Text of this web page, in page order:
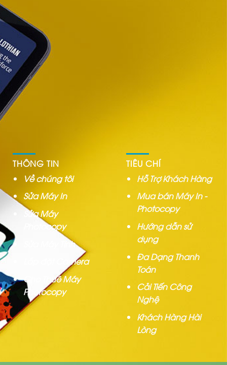
THÔNG TIN
Về chúng tôi
Sửa Máy In
Sửa Máy
Photocopy
Sửa Máy Tính
Lắp đặt Camera
Cho Thuê Máy
Photocopy
TIÊU CHÍ
Hỗ Trợ Khách Hàng
Mua bán Máy In -
Photocopy
Hướng dẫn sử
dụng
Đa Dạng Thanh
Toán
Cải Tiến Công
Nghệ
Khách Hàng Hài
Lòng